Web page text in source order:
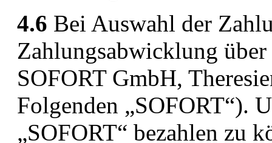
4.6 Bei Auswahl der
Zahlungsabwicklung
SOFORT GmbH,
Folgenden „SOFORT“).
„SOFORT“ bezahlen zu